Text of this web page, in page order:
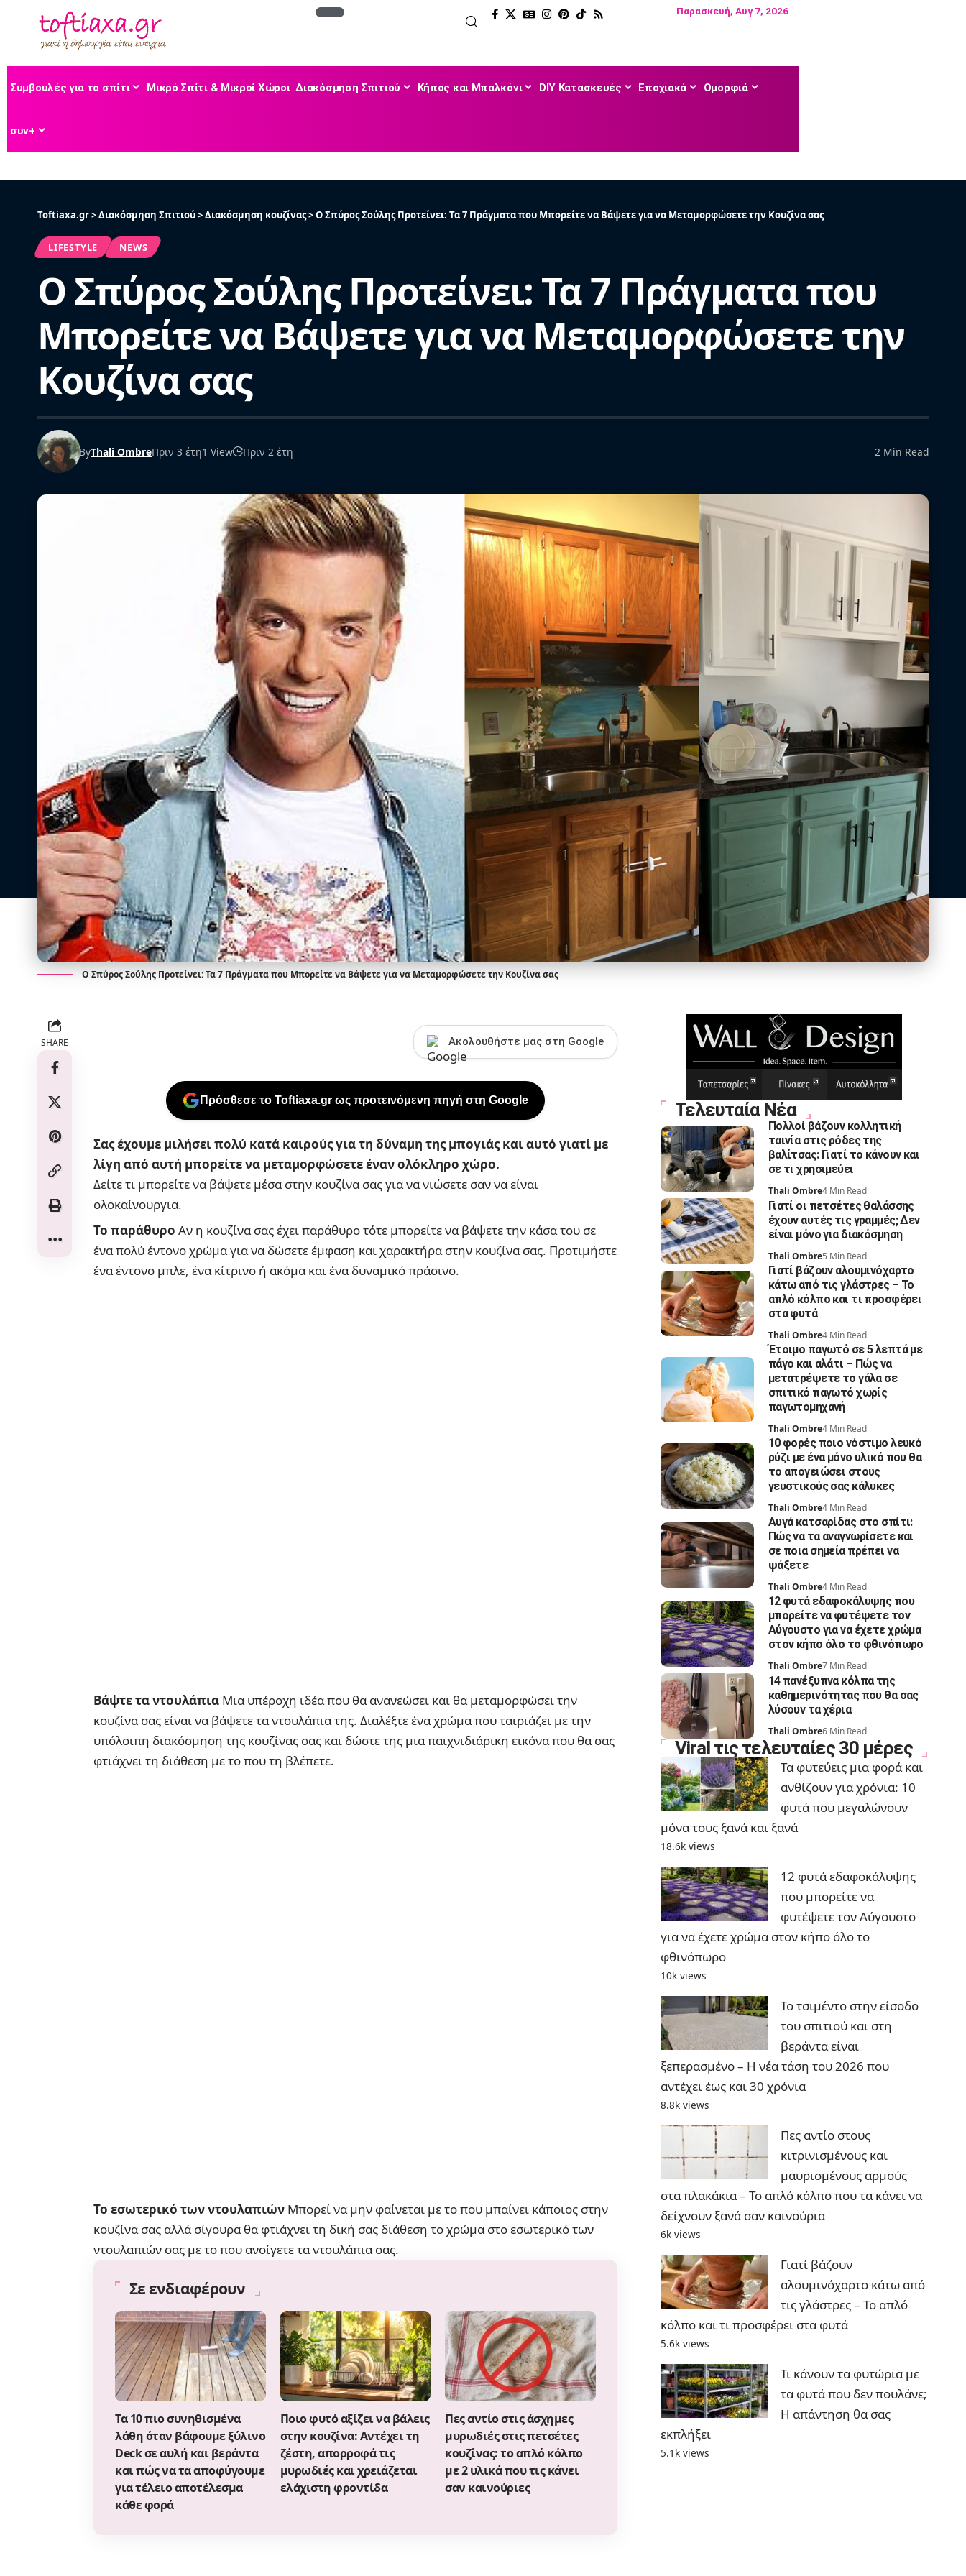
Παρασκευή, Αυγ 7, 2026
Συμβουλές για το σπίτι Μικρό Σπίτι & Μικροί Χώροι Διακόσμηση Σπιτιού Κήπος και Μπαλκόνι DIY Κατασκευές Εποχιακά Ομορφιά
συν+
Toftiaxa.gr>Διακόσμηση Σπιτιού>Διακόσμηση κουζίνας>Ο Σπύρος Σούλης Προτείνει: Τα 7 Πράγματα που Μπορείτε να Βάψετε για να Μεταμορφώσετε την Κουζίνα σας
LIFESTYLE NEWS
Ο Σπύρος Σούλης Προτείνει: Τα 7 Πράγματα που
Μπορείτε να Βάψετε για να Μεταμορφώσετε την
Κουζίνα σας
ByThali OmbreΠριν 3 έτη1 View Πριν 2 έτη 2 Min Read
Ο Σπύρος Σούλης Προτείνει: Τα 7 Πράγματα που Μπορείτε να Βάψετε για να Μεταμορφώσετε την Κουζίνα σας
SHARE Ακολουθήστε μας στη Google
Πρόσθεσε το Toftiaxa.gr ως προτεινόμενη πηγή στη Google
Σας έχουμε μιλήσει πολύ κατά καιρούς για τη δύναμη της μπογιάς και αυτό γιατί με
λίγη από αυτή μπορείτε να μεταμορφώσετε έναν ολόκληρο χώρο.
Δείτε τι μπορείτε να βάψετε μέσα στην κουζίνα σας για να νιώσετε σαν να είναι
ολοκαίνουργια.
Το παράθυρο Αν η κουζίνα σας έχει παράθυρο τότε μπορείτε να βάψετε την κάσα του σε
ένα πολύ έντονο χρώμα για να δώσετε έμφαση και χαρακτήρα στην κουζίνα σας. Προτιμήστε
ένα έντονο μπλε, ένα κίτρινο ή ακόμα και ένα δυναμικό πράσινο.
Bάψτε τα ντουλάπια Μια υπέροχη ιδέα που θα ανανεώσει και θα μεταμορφώσει την
κουζίνα σας είναι να βάψετε τα ντουλάπια της. Διαλέξτε ένα χρώμα που ταιριάζει με την
υπόλοιπη διακόσμηση της κουζίνας σας και δώστε της μια παιχνιδιάρικη εικόνα που θα σας
φτιάχνει τη διάθεση με το που τη βλέπετε.
Το εσωτερικό των ντουλαπιών Μπορεί να μην φαίνεται με το που μπαίνει κάποιος στην
κουζίνα σας αλλά σίγουρα θα φτιάχνει τη δική σας διάθεση το χρώμα στο εσωτερικό των
ντουλαπιών σας με το που ανοίγετε τα ντουλάπια σας.
Σε ενδιαφέρουν
Τα 10 πιο συνηθισμένα
λάθη όταν βάφουμε ξύλινο
Deck σε αυλή και βεράντα
και πώς να τα αποφύγουμε
για τέλειο αποτέλεσμα
κάθε φορά
Ποιο φυτό αξίζει να βάλεις
στην κουζίνα: Αντέχει τη
ζέστη, απορροφά τις
μυρωδιές και χρειάζεται
ελάχιστη φροντίδα
Πες αντίο στις άσχημες
μυρωδιές στις πετσέτες
κουζίνας: το απλό κόλπο
με 2 υλικά που τις κάνει
σαν καινούριες
Τελευταία Νέα
Πολλοί βάζουν κολλητική
ταινία στις ρόδες της
βαλίτσας: Γιατί το κάνουν και
σε τι χρησιμεύει
Thali Ombre4 Min Read
Γιατί οι πετσέτες θαλάσσης
έχουν αυτές τις γραμμές; Δεν
είναι μόνο για διακόσμηση
Thali Ombre5 Min Read
Γιατί βάζουν αλουμινόχαρτο
κάτω από τις γλάστρες – Το
απλό κόλπο και τι προσφέρει
στα φυτά
Thali Ombre4 Min Read
Έτοιμο παγωτό σε 5 λεπτά με
πάγο και αλάτι – Πώς να
μετατρέψετε το γάλα σε
σπιτικό παγωτό χωρίς
παγωτομηχανή
Thali Ombre4 Min Read
10 φορές ποιο νόστιμο λευκό
ρύζι με ένα μόνο υλικό που θα
το απογειώσει στους
γευστικούς σας κάλυκες
Thali Ombre4 Min Read
Αυγά κατσαρίδας στο σπίτι:
Πώς να τα αναγνωρίσετε και
σε ποια σημεία πρέπει να
ψάξετε
Thali Ombre4 Min Read
12 φυτά εδαφοκάλυψης που
μπορείτε να φυτέψετε τον
Αύγουστο για να έχετε χρώμα
στον κήπο όλο το φθινόπωρο
Thali Ombre7 Min Read
14 πανέξυπνα κόλπα της
καθημερινότητας που θα σας
λύσουν τα χέρια
Thali Ombre6 Min Read
Viral τις τελευταίες 30 μέρες
Τα φυτεύεις μια φορά και
ανθίζουν για χρόνια: 10
φυτά που μεγαλώνουν
μόνα τους ξανά και ξανά
18.6k views
12 φυτά εδαφοκάλυψης
που μπορείτε να
φυτέψετε τον Αύγουστο
για να έχετε χρώμα στον κήπο όλο το
φθινόπωρο
10k views
Το τσιμέντο στην είσοδο
του σπιτιού και στη
βεράντα είναι
ξεπερασμένο – Η νέα τάση του 2026 που
αντέχει έως και 30 χρόνια
8.8k views
Πες αντίο στους
κιτρινισμένους και
μαυρισμένους αρμούς
στα πλακάκια – Το απλό κόλπο που τα κάνει να
δείχνουν ξανά σαν καινούρια
6k views
Γιατί βάζουν
αλουμινόχαρτο κάτω από
τις γλάστρες – Το απλό
κόλπο και τι προσφέρει στα φυτά
5.6k views
Τι κάνουν τα φυτώρια με
τα φυτά που δεν πουλάνε;
Η απάντηση θα σας
εκπλήξει
5.1k views